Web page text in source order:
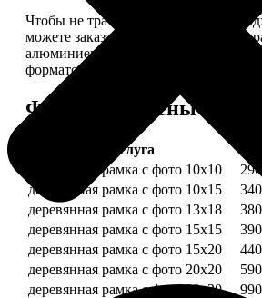
Чтобы не тратить время на поиск
можете заказать печать фото сразу с
алюминиевые и деревянные рамки
форматов.
Форматы и цены
Услуга
деревянная рамка с фото 10х10
290
деревянная рамка с фото 10х15
340
деревянная рамка с фото 13х18
380
деревянная рамка с фото 15х15
390
деревянная рамка с фото 15х20
440
деревянная рамка с фото 20х20
590
деревянная рамка с фото 20х30
990